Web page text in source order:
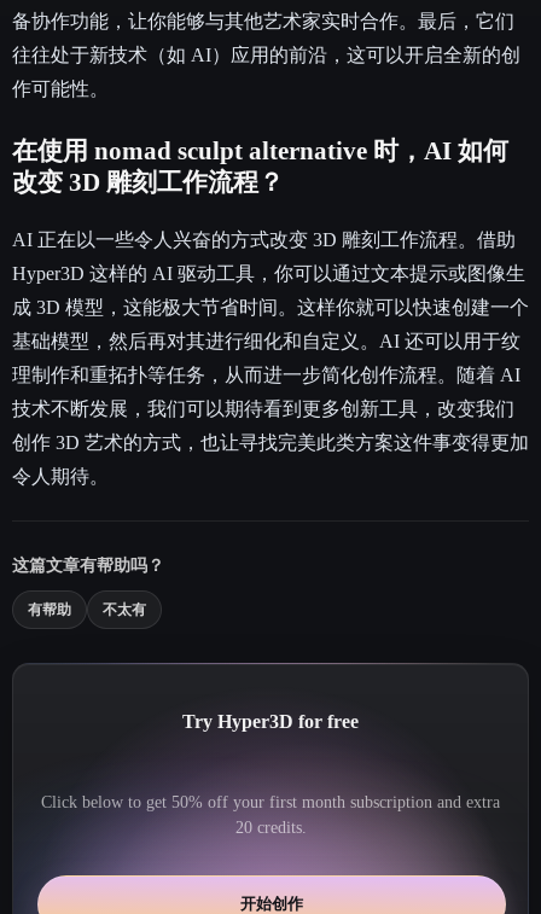
备协作功能，让你能够与其他艺术家实时合作。最后，它们
往往处于新技术（如 AI）应用的前沿，这可以开启全新的创
作可能性。
在使用 nomad sculpt alternative 时，AI 如何
改变 3D 雕刻工作流程？
AI 正在以一些令人兴奋的方式改变 3D 雕刻工作流程。借助
Hyper3D 这样的 AI 驱动工具，你可以通过文本提示或图像生
成 3D 模型，这能极大节省时间。这样你就可以快速创建一个
基础模型，然后再对其进行细化和自定义。AI 还可以用于纹
理制作和重拓扑等任务，从而进一步简化创作流程。随着 AI
技术不断发展，我们可以期待看到更多创新工具，改变我们
创作 3D 艺术的方式，也让寻找完美此类方案这件事变得更加
令人期待。
这篇文章有帮助吗？
有帮助 不太有
Try Hyper3D for free
Click below to get 50% off your first month subscription and extra
20 credits.
开始创作